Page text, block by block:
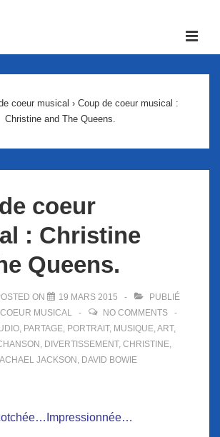
coeur musical › Coup de coeur musical :
Christine and The Queens.
coeur
: Christine
Queens.
ON 19 MARS 2015
PUBLIÉ
MUSICAL
NO COMMENTS
, PARTAGE, PORTRAIT, MUSIQUE,ART,
, DIVERTISSEMENT, CHRISTINE,
JACKSON , DAVID BOWIE